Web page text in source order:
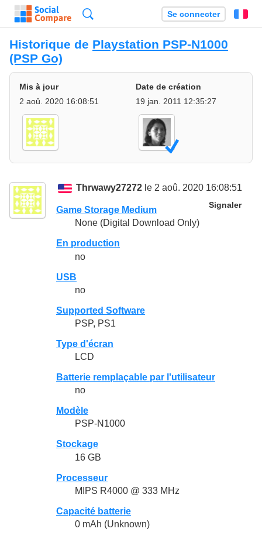
Se connecter
Historique de Playstation PSP-N1000
(PSP Go)
Mis à jour
2 aoû. 2020 16:08:51
Date de création
19 jan. 2011 12:35:27
Thrwawy27272 le 2 aoû. 2020 16:08:51
Signaler
Game Storage Medium
None (Digital Download Only)
En production
no
USB
no
Supported Software
PSP, PS1
Type d'écran
LCD
Batterie remplaçable par l'utilisateur
no
Modèle
PSP-N1000
Stockage
16 GB
Processeur
MIPS R4000 @ 333 MHz
Capacité batterie
0 mAh (Unknown)